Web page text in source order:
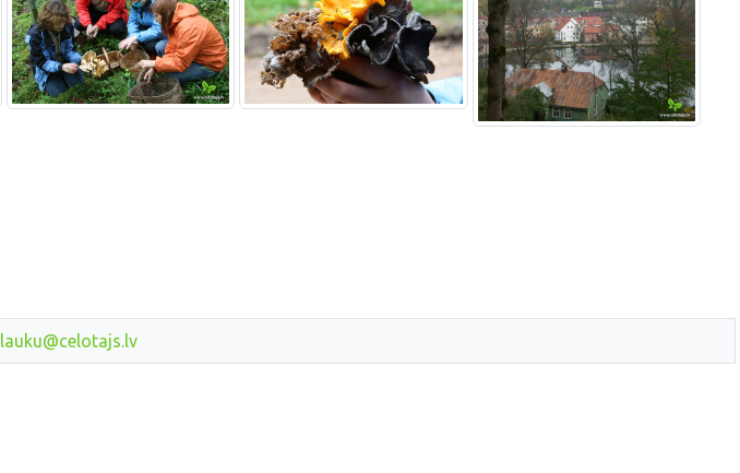
lauku@celotajs.lv